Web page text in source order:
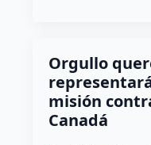
Orgullo
misión
Canadá